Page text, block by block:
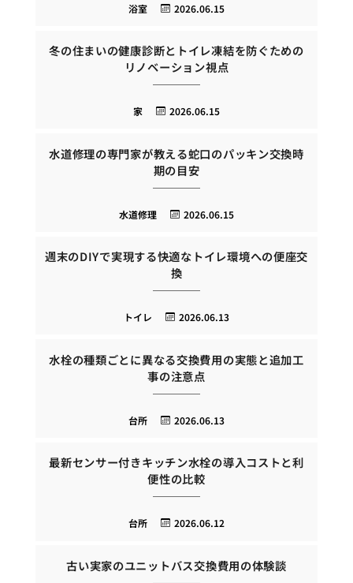
2026.06.15
浴室
冬の住まいの健康診断とトイレ凍結を防ぐための
リノベーション視点
2026.06.15
家
水道修理の専門家が教える蛇口のパッキン交換時
期の目安
2026.06.15
水道修理
週末のDIYで実現する快適なトイレ環境への便座交
換
2026.06.13
トイレ
水栓の種類ごとに異なる交換費用の実態と追加工
事の注意点
2026.06.13
台所
最新センサー付きキッチン水栓の導入コストと利
便性の比較
2026.06.12
台所
古い実家のユニットバス交換費用の体験談